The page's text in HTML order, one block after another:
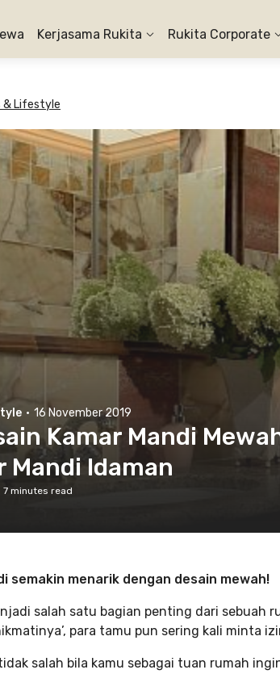
Kerjasama Rukita Rukita Corporate
& Lifestyle
· 16 November 2019
Kamar Mandi
Mandi Idaman
7 minutes read
semakin menarik dengan desain mewah!
salah satu bagian penting dari sebuah
para tamu pun sering kali minta
salah bila kamu sebagai tuan rumah